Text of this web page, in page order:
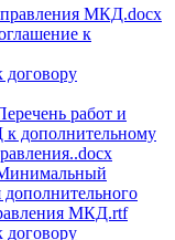
МКД.docx
к
работ и
дополнительному
дополнительного
МКД.rtf